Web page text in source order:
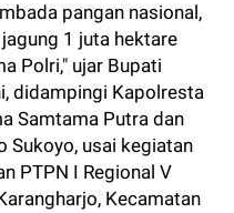
pangan nasional,
1 juta hektare
Polri," ujar Bupati
didampingi Kapolresta
Samtama Putra dan
Sukoyo, usai kegiatan
PTPN I Regional V
Kecamatan